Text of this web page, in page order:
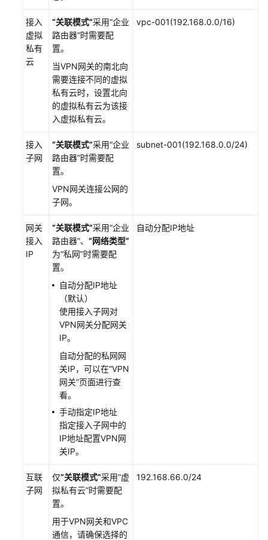
云
VPN
经
典
云
VPN
审
计
理
员
接入
虚拟
私有
云
“关联模式”采用“企业
路由器”时需要配
置。
当VPN网关的南北向
需要连接不同的虚拟
私有云时，设置北向
的虚拟私有云为该接
入虚拟私有云。
vpc-001(192.168.0.0/16)
接入
子网
“关联模式”采用“企业
路由器”时需要配
置。
VPN网关连接公网的
子网。
subnet-001(192.168.0.0/24)
网关
接入
IP
“关联模式”采用“企业
路由器”、 “网络类型”
为“私网”时需要配
置。
自动分配IP地址
（默认）
使用接入子网对
VPN网关分配网关
IP。
自动分配的私网网
关IP，可以在“VPN
网关”页面进行查
看。
手动指定IP地址
指定接入子网中的
IP地址配置VPN网
关IP。
自动分配IP地址
互联
子网
仅“关联模式”采用“虚
拟私有云”时需要配
置。
用于VPN网关和VPC
通信，请确保选择的
192.168.66.0/24